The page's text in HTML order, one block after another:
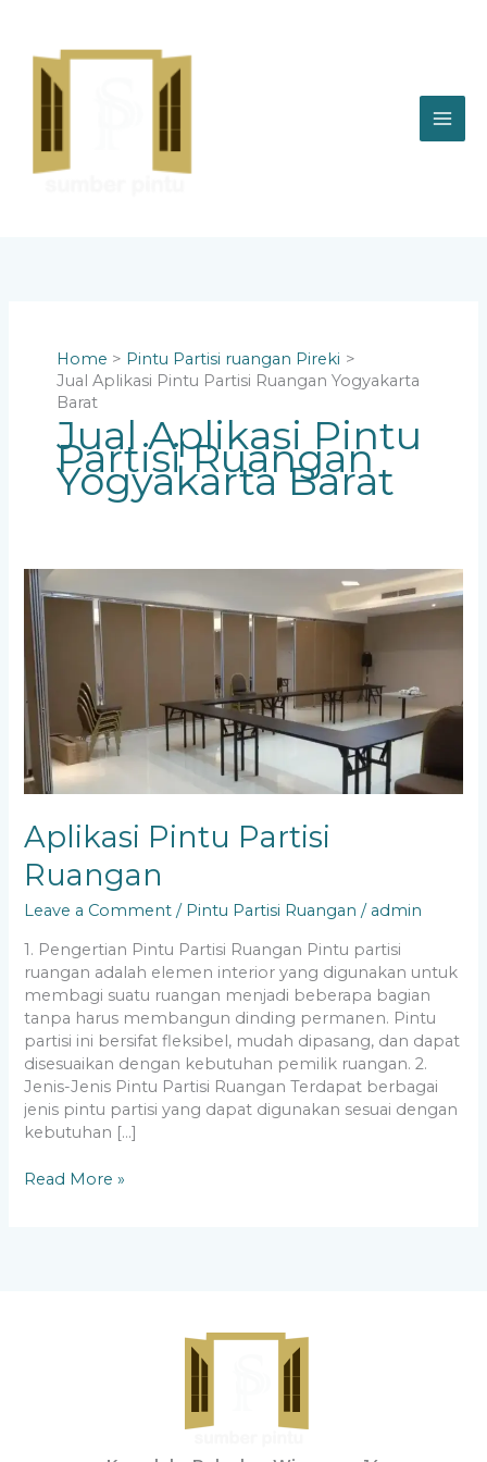
content
Home
Pintu Partisi ruangan Pireki
Jual Aplikasi Pintu Partisi Ruangan Yogyakarta
Barat
Jual Aplikasi Pintu
Partisi Ruangan
Yogyakarta Barat
Aplikasi Pintu Partisi
Ruangan
Leave a Comment / Pintu Partisi Ruangan / admin
1. Pengertian Pintu Partisi Ruangan Pintu partisi
ruangan adalah elemen interior yang digunakan untuk
membagi suatu ruangan menjadi beberapa bagian
tanpa harus membangun dinding permanen. Pintu
partisi ini bersifat fleksibel, mudah dipasang, dan dapat
disesuaikan dengan kebutuhan pemilik ruangan. 2.
Jenis-Jenis Pintu Partisi Ruangan Terdapat berbagai
jenis pintu partisi yang dapat digunakan sesuai dengan
kebutuhan […]
Aplikasi
Pintu
Partisi
Ruangan
Read More »